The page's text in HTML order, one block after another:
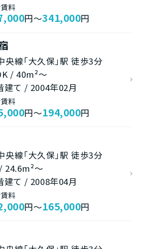
料
円～341,000円
央線「大久保」駅 徒歩3分
/ 40m²～
建て / 2004年02月
料
円～194,000円
央線「大久保」駅 徒歩3分
24.6m²～
建て / 2008年04月
料
円～165,000円